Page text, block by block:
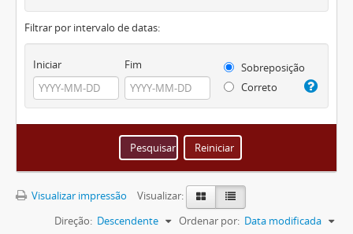
Filtrar por intervalo de datas:
Iniciar Fim
Sobreposição
Correto
Visualizar impressão
Visualizar:
Ordenar por: Data modificada
Direção: Descendente